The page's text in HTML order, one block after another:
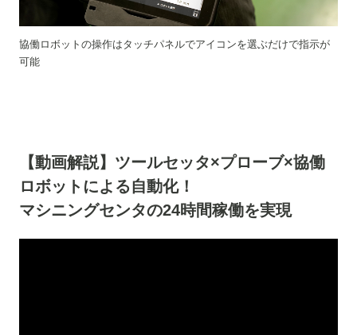
協働ロボットの操作はタッチパネルでアイコンを選ぶだけで指示が
可能
【動画解説】ツールセッタ×プローブ×協働
ロボットによる自動化！
マシニングセンタの24時間稼働を実現